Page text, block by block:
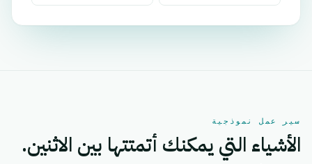
سير عمل نموذجية
الأشياء التي يمكنك أتمتتها بين الاثنين.